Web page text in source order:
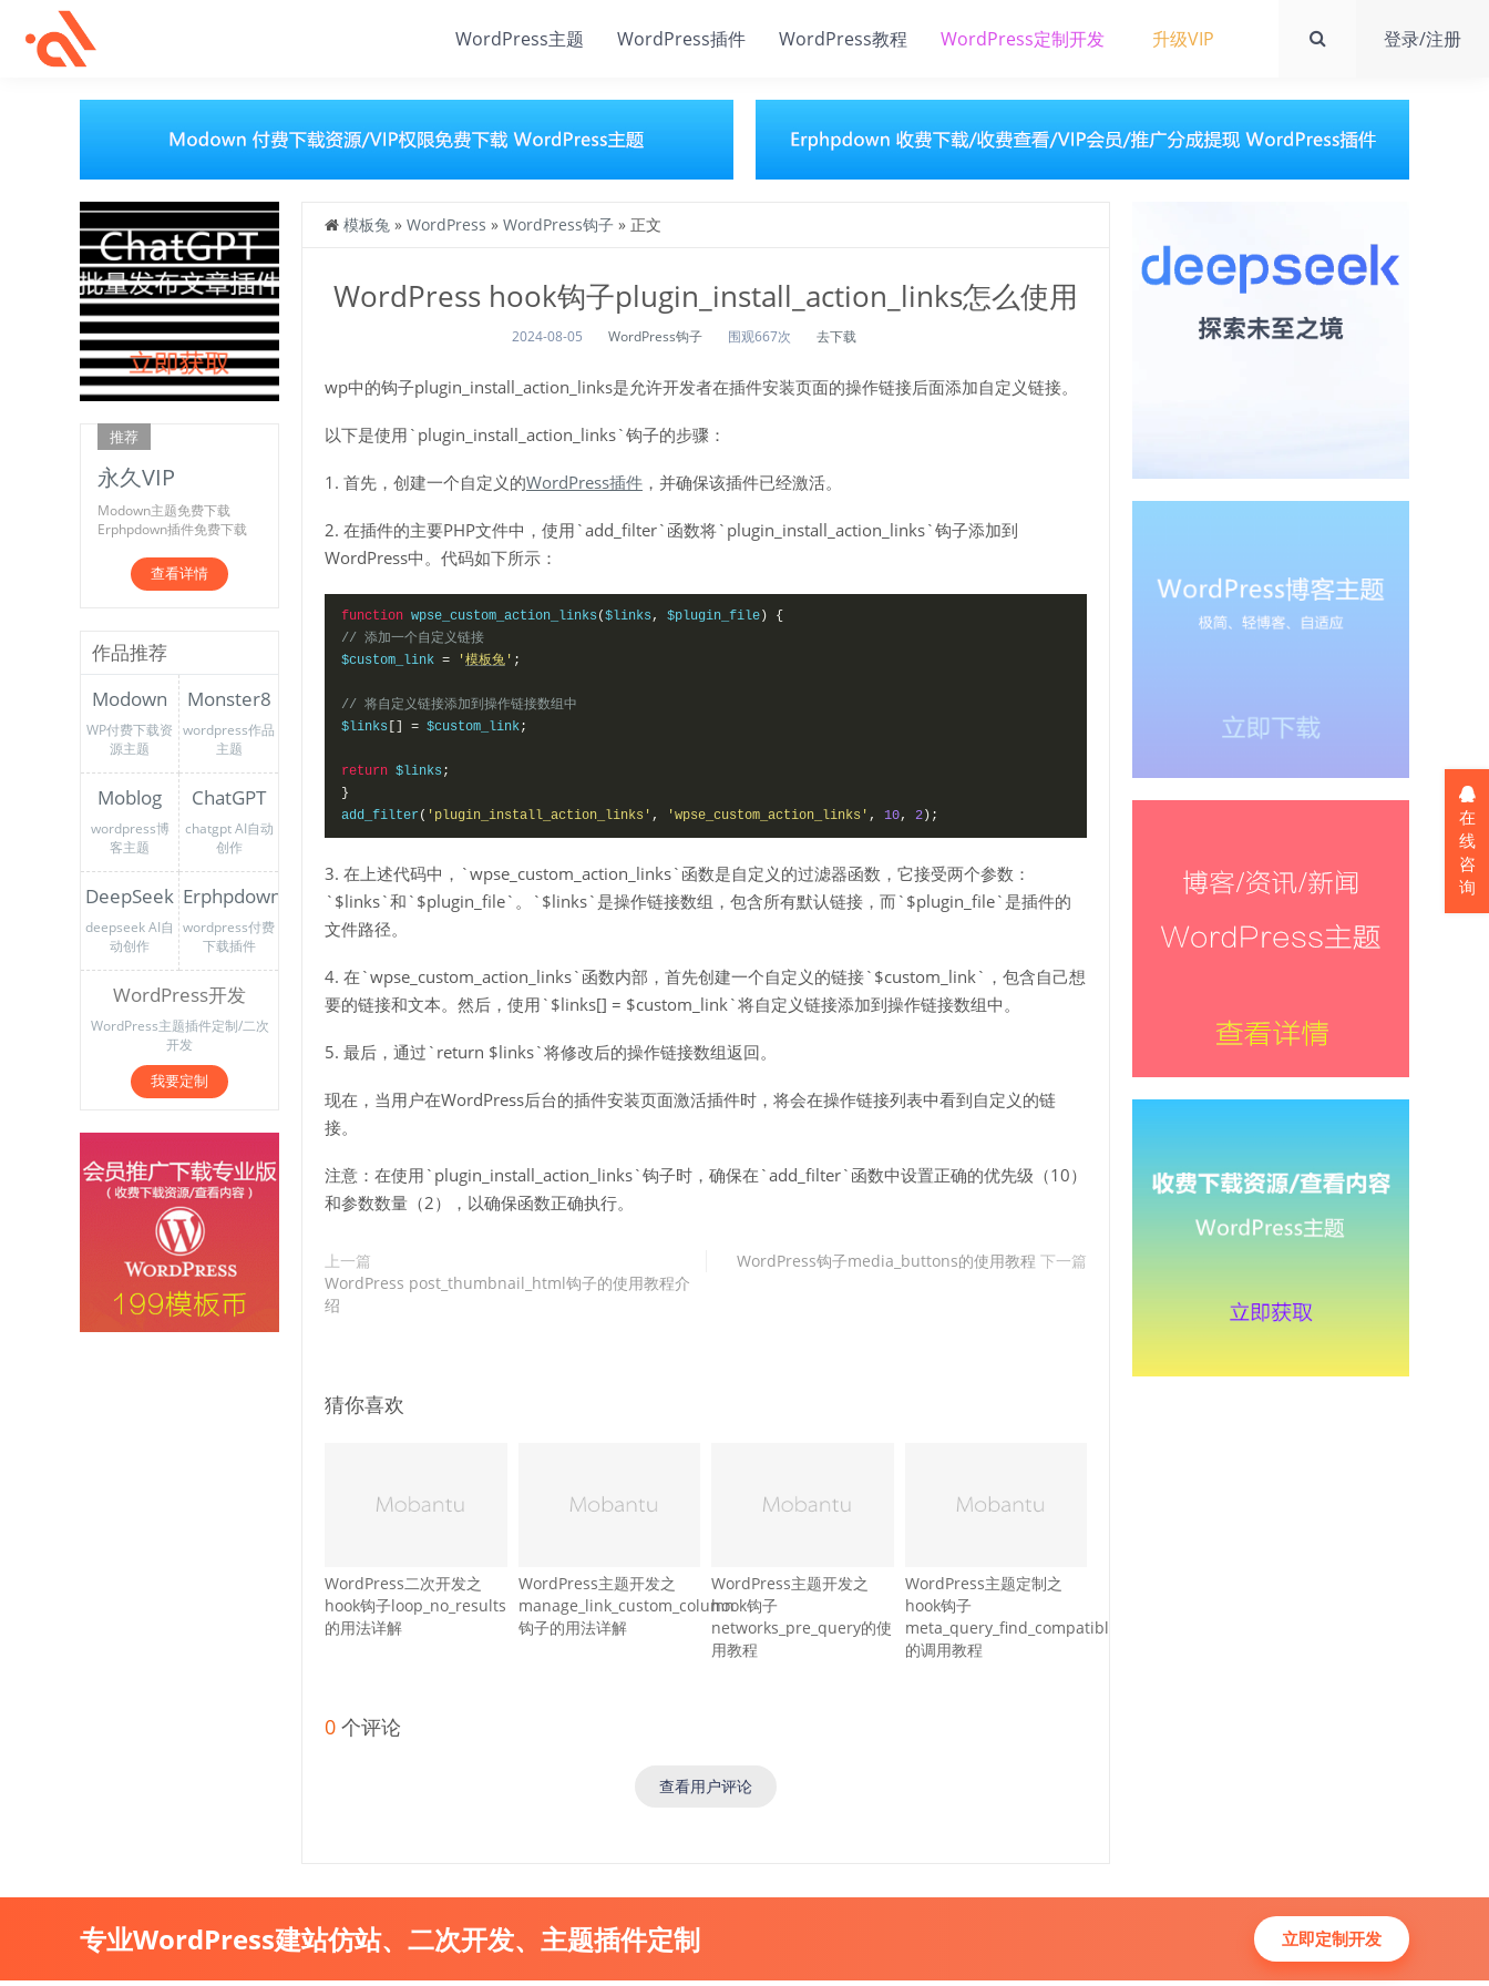
WordPress主题 WordPress插件 WordPress教程 WordPress定制开发 升级VIP 登录/注册
模板兔 » WordPress » WordPress钩子 » 正文
WordPress hook钩子plugin_install_action_links怎么使用
2024-08-05 WordPress钩子 围观667次 去下载
wp中的钩子plugin_install_action_links是允许开发者在插件安装页面的操作链接后面添加自定义链接。
以下是使用`plugin_install_action_links`钩子的步骤：
1. 首先，创建一个自定义的WordPress插件 ，并确保该插件已经激活。
2. 在插件的主要PHP文件中，使用`add_filter`函数将`plugin_install_action_links`钩子添加到
WordPress中。代码如下所示：
function wpse_custom_action_links ($links , $plugin_file )
{
// 添加一个自定义链接
$custom_link = '模板兔 ' ;
// 将自定义链接添加到操作链接数组中
$links
= $custom_link;
return $links ;
}
add_filter( 'plugin_install_action_links' , 'wpse_custom_action_links' , 10, 2 );
3. 在上述代码中，`wpse_custom_action_links`函数是自定义的过滤器函数，它接受两个参数：
`$links`和`$plugin_file`。`$links`是操作链接数组，包含所有默认链接，而`$plugin_file`是插件的
文件路径。
4. 在`wpse_custom_action_links`函数内部，首先创建一个自定义的链接`$custom_link`，包含自己想
要的链接和文本。然后，使用`$links[] = $custom_link`将自定义链接添加到操作链接数组中。
5. 最后，通过`return $links`将修改后的操作链接数组返回。
现在，当用户在WordPress后台的插件安装页面激活插件时，将会在操作链接列表中看到自定义的链
接。
注意：在使用`plugin_install_action_links`钩子时，确保在`add_filter`函数中设置正确的优先级（10）
和参数数量（2），以确保函数正确执行。
上一篇
WordPress post_thumbnail_html钩子的使用教程介
绍
WordPress钩子media_buttons的使用教程 下一篇
猜你喜欢
WordPress二次开发之
hook钩子loop_no_results
的用法详解
WordPress主题开发之
manage_link_custom_column
钩子的用法详解
WordPress主题开发之
hook钩子
networks_pre_query的使
用教程
WordPress主题定制之
hook钩子
meta_query_find_compatible_table_alias
的调用教程
0 个评论
查看用户评论
推荐
永久VIP
Modown主题免费下载
Erphpdown插件免费下载
查看详情
作品推荐
Modown
WP付费下载资
源主题
Monster8
wordpress作品
主题
Moblog
wordpress博
客主题
ChatGPT
chatgpt AI自动
创作
DeepSeek
deepseek AI自
动创作
Erphpdown
wordpress付费
下载插件
WordPress开发
WordPress主题插件定制/二次
开发
我要定制
专业WordPress建站仿站、二次开发、主题插件定制 立即定制开发
在
线
咨
询